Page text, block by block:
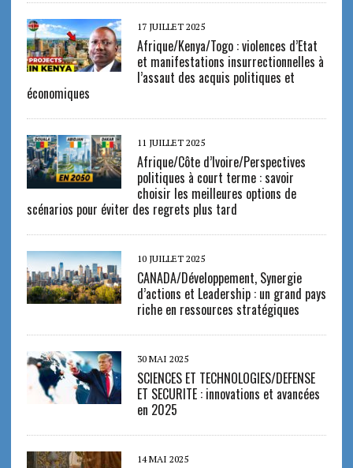
17 JUILLET 2025
Afrique/Kenya/Togo : violences d’Etat
et manifestations insurrectionnelles à
l’assaut des acquis politiques et
économiques
11 JUILLET 2025
Afrique/Côte d’Ivoire/Perspectives
politiques à court terme : savoir
choisir les meilleures options de
scénarios pour éviter des regrets plus tard
10 JUILLET 2025
CANADA/Développement, Synergie
d’actions et Leadership : un grand pays
riche en ressources stratégiques
30 MAI 2025
SCIENCES ET TECHNOLOGIES/DEFENSE
ET SECURITE : innovations et avancées
en 2025
14 MAI 2025